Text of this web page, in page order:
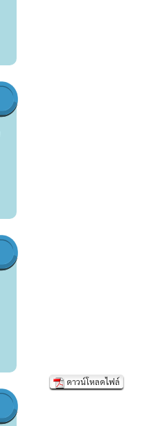
ดาวน์โหลดไฟล์